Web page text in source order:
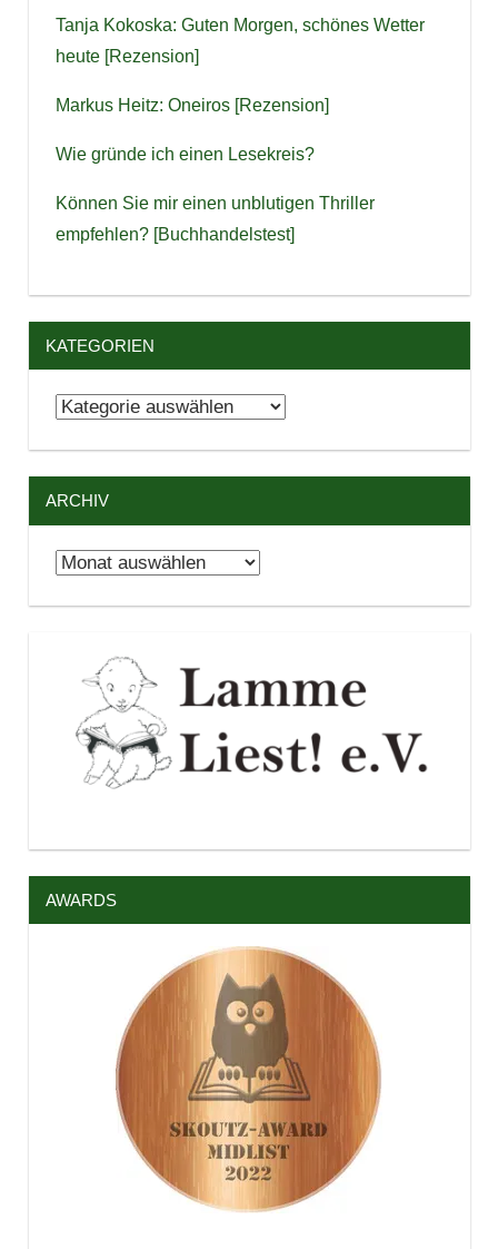
Tanja Kokoska: Guten Morgen, schönes Wetter
heute [Rezension]
Markus Heitz: Oneiros [Rezension]
Wie gründe ich einen Lesekreis?
Können Sie mir einen unblutigen Thriller
empfehlen? [Buchhandelstest]
KATEGORIEN
Kategorien
ARCHIV
Archiv
AWARDS